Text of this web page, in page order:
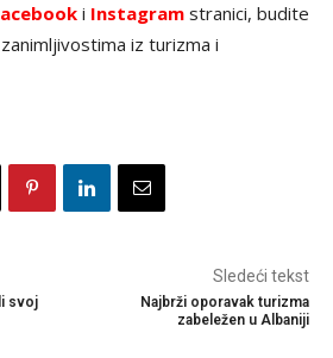
i Instagram stranici, budite
iz turizma i
svoj
Sledeći tekst
Najbrži oporavak turizma
zabeležen u Albaniji